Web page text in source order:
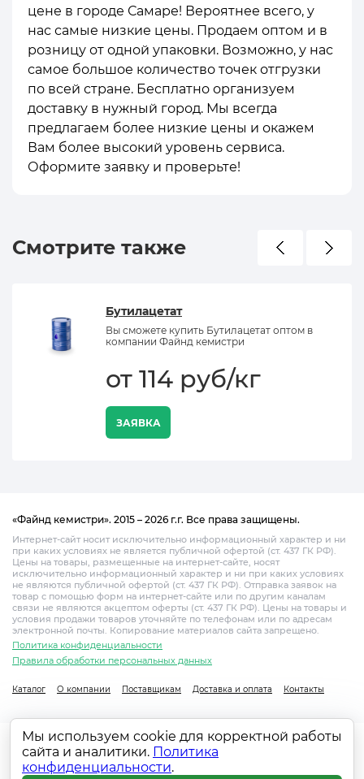
цене в городе Самаре! Вероятнее всего, у
нас самые низкие цены. Продаем оптом и в
розницу от одной упаковки. Возможно, у нас
самое большое количество точек отгрузки
по всей стране. Бесплатно организуем
доставку в нужный город. Мы всегда
предлагаем более низкие цены и окажем
Вам более высокий уровень сервиса.
Оформите заявку и проверьте!
Смотрите также
Бутилацетат
Вы сможете купить Бутилацетат оптом в
компании Файнд кемистри
от 114 руб/кг
ЗАЯВКА
«Файнд кемистри». 2015 – 2026 г.г. Все права защищены.
Интернет-сайт носит исключительно информационный характер и ни
при каких условиях не является публичной офертой (ст. 437 ГК РФ).
Цены на товары, размещенные на интернет-сайте, носят
исключительно информационный характер и ни при каких условиях
не являются публичной офертой (ст. 437 ГК РФ). Отправка заявок на
товар с помощью форм на интернет-сайте или по другим каналам
связи не являются акцептом оферты (ст. 437 ГК РФ). Цены на товары и
условия продажи товаров уточняйте по телефонам или по адресам
электронной почты. Копирование материалов сайта запрещено.
Политика конфиденциальности
Правила обработки персональных данных
Каталог О компании Поставщикам Доставка и оплата Контакты
Мы используем cookie для корректной работы
сайта и аналитики. Политика
конфиденциальности.